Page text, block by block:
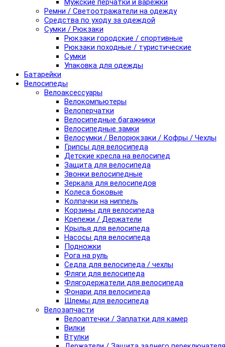
Мужские перчатки и варежки
Ремни / Светоотражатели на одежду
Средства по уходу за одеждой
Сумки / Рюкзаки
Рюкзаки городские / спортивные
Рюкзаки походные / туристические
Сумки
Упаковка для одежды
Батарейки
Велосипеды
Велоаксессуары
Велокомпьютеры
Велоперчатки
Велосипедные багажники
Велосипедные замки
Велосумки / Велорюкзаки / Кофры / Чехлы
Грипсы для велосипеда
Детские кресла на велосипед
Защита для велосипеда
Звонки велосипедные
Зеркала для велосипедов
Колеса боковые
Колпачки на ниппель
Корзины для велосипеда
Крепежи / Держатели
Крылья для велосипеда
Насосы для велосипеда
Подножки
Рога на руль
Седла для велосипеда / чехлы
Фляги для велосипеда
Флягодержатели для велосипеда
Фонари для велосипеда
Шлемы для велосипеда
Велозапчасти
Велоаптечки / Заплатки для камер
Вилки
Втулки